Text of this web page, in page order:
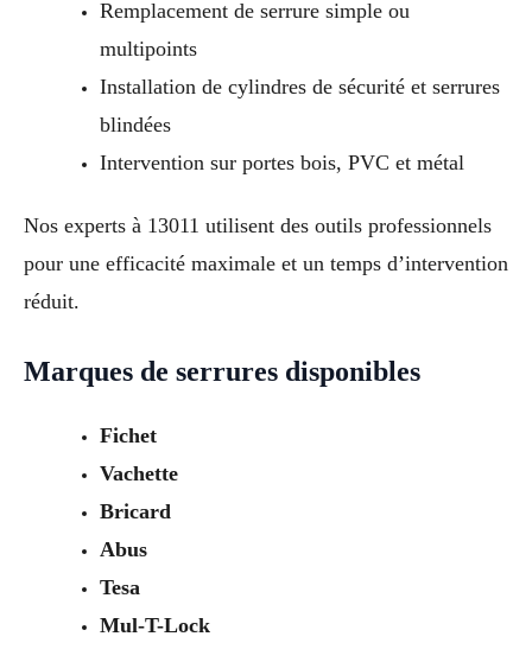
Remplacement de serrure simple ou
multipoints
Installation de cylindres de sécurité et serrures
blindées
Intervention sur portes bois, PVC et métal
Nos experts à 13011 utilisent des outils professionnels
pour une efficacité maximale et un temps d’intervention
réduit.
Marques de serrures disponibles
Fichet
Vachette
Bricard
Abus
Tesa
Mul-T-Lock